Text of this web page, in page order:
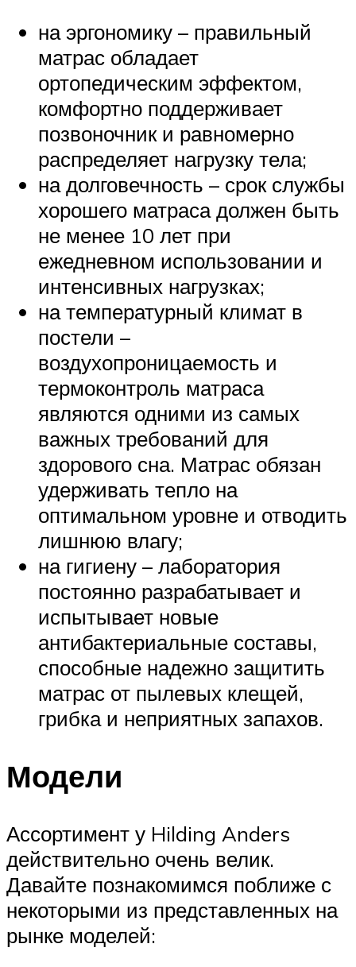
на эргономику – правильный
матрас обладает
ортопедическим эффектом,
комфортно поддерживает
позвоночник и равномерно
распределяет нагрузку тела;
на долговечность – срок службы
хорошего матраса должен быть
не менее 10 лет при
ежедневном использовании и
интенсивных нагрузках;
на температурный климат в
постели –
воздухопроницаемость и
термоконтроль матраса
являются одними из самых
важных требований для
здорового сна. Матрас обязан
удерживать тепло на
оптимальном уровне и отводить
лишнюю влагу;
на гигиену – лаборатория
постоянно разрабатывает и
испытывает новые
антибактериальные составы,
способные надежно защитить
матрас от пылевых клещей,
грибка и неприятных запахов.
Модели
Ассортимент у Hilding Anders
действительно очень велик.
Давайте познакомимся поближе с
некоторыми из представленных на
рынке моделей: